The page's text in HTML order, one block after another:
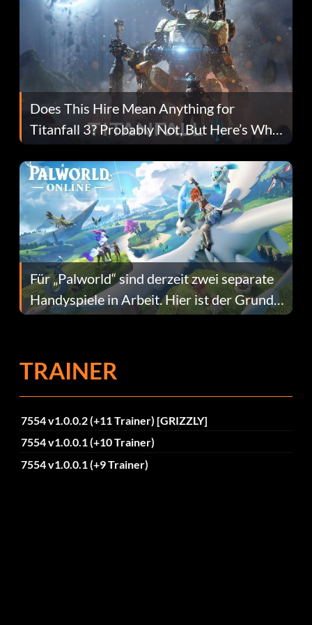
Does This Hire Mean Anything for
Titanfall 3? Probably Not, But Here’s Why
Fans Are Hopeful
Für „Palworld“ sind derzeit zwei separate
Handyspiele in Arbeit. Hier ist der Grund
dafür.
TRAINER
7554 v1.0.0.2 (+11 Trainer) [GRIZZLY]
7554 v1.0.0.1 (+10 Trainer)
7554 v1.0.0.1 (+9 Trainer)